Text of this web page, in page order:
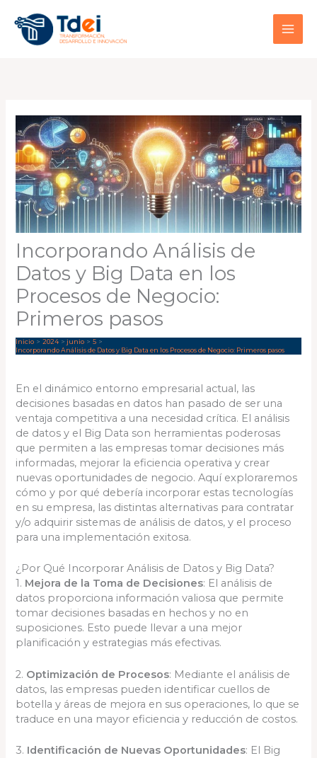
contenido
Incorporando Análisis de
Datos y Big Data en los
Procesos de Negocio:
Primeros pasos
Inicio 2024 junio
5
Incorporando Análisis de Datos y Big Data en los Procesos de Negocio: Primeros pasos
En el dinámico entorno empresarial actual, las
decisiones basadas en datos han pasado de ser una
ventaja competitiva a una necesidad crítica. El análisis
de datos y el Big Data son herramientas poderosas
que permiten a las empresas tomar decisiones más
informadas, mejorar la eficiencia operativa y crear
nuevas oportunidades de negocio. Aquí exploraremos
cómo y por qué debería incorporar estas tecnologías
en su empresa, las distintas alternativas para contratar
y/o adquirir sistemas de análisis de datos, y el proceso
para una implementación exitosa.
¿Por Qué Incorporar Análisis de Datos y Big Data?
1. Mejora de la Toma de Decisiones: El análisis de
datos proporciona información valiosa que permite
tomar decisiones basadas en hechos y no en
suposiciones. Esto puede llevar a una mejor
planificación y estrategias más efectivas.
2. Optimización de Procesos: Mediante el análisis de
datos, las empresas pueden identificar cuellos de
botella y áreas de mejora en sus operaciones, lo que se
traduce en una mayor eficiencia y reducción de costos.
3. Identificación de Nuevas Oportunidades: El Big